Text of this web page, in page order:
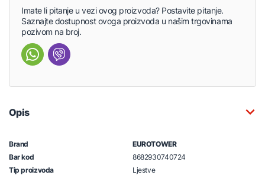
Imate li pitanje u vezi ovog proizvoda? Postavite pitanje.
Saznajte dostupnost ovoga proizvoda u našim trgovinama
pozivom na broj.
Opis
Brand
EUROTOWER
Bar kod
8682930740724
Tip proizvoda
Ljestve